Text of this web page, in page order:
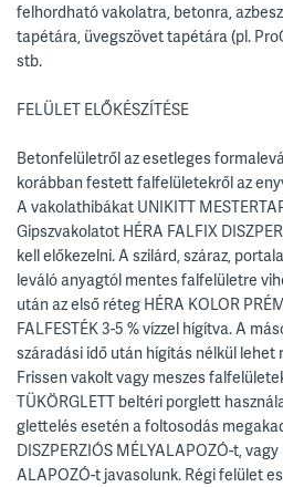
felhordható vakolatra, betonra,
tapétára, üvegszövet tapétára (pl.
stb.
FELÜLET ELŐKÉSZÍTÉSE
Betonfelületről az esetleges
korábban festett falfelületekről az
A vakolathibákat UNIKITT
Gipszvakolatot HÉRA FALFIX
kell előkezelni. A szilárd, száraz,
leváló anyagtól mentes falfelületre
után az első réteg HÉRA KOLOR
FALFESTÉK 3-5 % vízzel hígítva. A
száradási idő után hígítás nélkül
Frissen vakolt vagy meszes
TÜKÖRGLETT beltéri porglett
glettelés esetén a foltosodás
DISZPERZIÓS MÉLYALAPOZÓ-t, vagy
ALAPOZÓ-t javasolunk. Régi felület